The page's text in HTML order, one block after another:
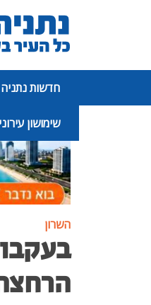
חדשות נתניה
שימושון עירוני
פרסומת
השרון